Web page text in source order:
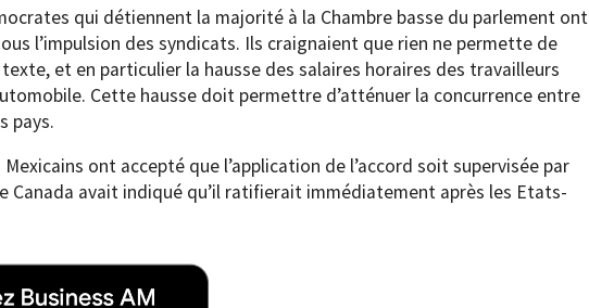
qui détiennent la majorité à la Chambre basse du parlement ont
l’impulsion des syndicats. Ils craignaient que rien ne permette de
et en particulier la hausse des salaires horaires des travailleurs
Cette hausse doit permettre d’atténuer la concurrence entre
pays.
ont accepté que l’application de l’accord soit supervisée par
Canada avait indiqué qu’il ratifierait immédiatement après les Etats-